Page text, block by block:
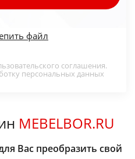
файл
соглашения.
персональных данных
MEBELBOR.RU
Вас преобразить свой